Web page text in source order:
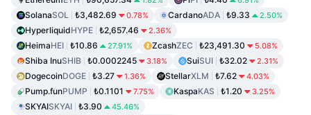
SolanaSOL ₺3,482.69 0.78% CardanoADA ₺9.33 2.50%
HyperliquidHYPE ₺2,657.46 2.36%
HeimaHEI ₺10.86 27.91% ZcashZEC ₺23,491.30 5.08%
Shiba InuSHIB ₺0.0002245 3.18% SuiSUI ₺32.02 2.31%
DogecoinDOGE ₺3.27 1.36% StellarXLM ₺7.62 4.03%
Pump.funPUMP ₺0.1101 7.75% KaspaKAS ₺1.20 3.25%
SKYAISKYAI ₺3.90 45.46%